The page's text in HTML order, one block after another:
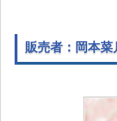
販売者：岡本菜